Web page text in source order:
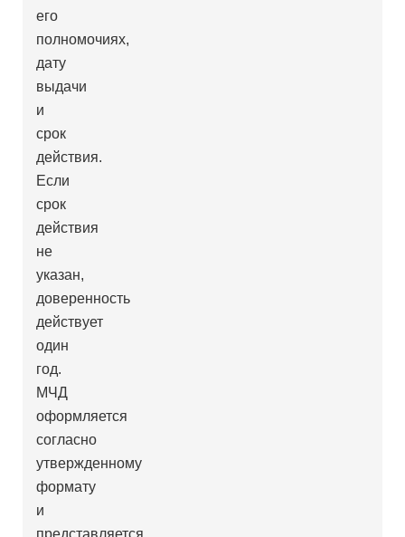
его
полномочиях,
дату
выдачи
и
срок
действия.
Если
срок
действия
не
указан,
доверенность
действует
один
год.
МЧД
оформляется
согласно
утвержденному
формату
и
представляется